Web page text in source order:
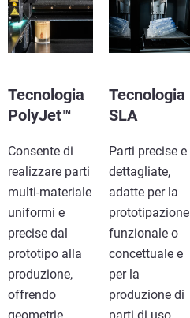
Tecnologia
PolyJet™
Consente di
realizzare parti
multi-materiale
uniformi e
precise dal
prototipo alla
produzione,
offrendo
Tecnologia
SLA
Parti precise e
dettagliate,
adatte per la
prototipazione
funzionale o
concettuale e
per la
produzione di